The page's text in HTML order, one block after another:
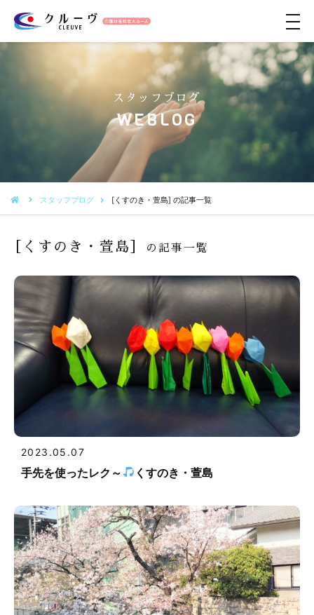
メ
ュ
ー
スタッフブログ
WEBLOG
スタッフブログ [くすのき・萱島] の記事一覧
［くすのき・萱島］ の記事一覧
2023.05.07
手先を使ったレク～ くすのき・萱島